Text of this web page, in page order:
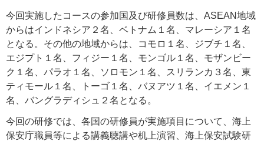
今回実施したコースの参加国及び研修員数は、ASEAN地域
からはインドネシア２名、ベトナム１名、マレーシア１名
となる。その他の地域からは、コモロ１名、ジブチ１名、
エジプト１名、フィジー１名、モンゴル１名、モザンビー
ク１名、パラオ１名、ソロモン１名、スリランカ３名、東
ティモール１名、トーゴ１名、バヌアツ１名、イエメン１
名、バングラディシュ２名となる。
今回の研修では、各国の研修員が実施項目について、海上
保安庁職員等による講義聴講や机上演習、海上保安試験研